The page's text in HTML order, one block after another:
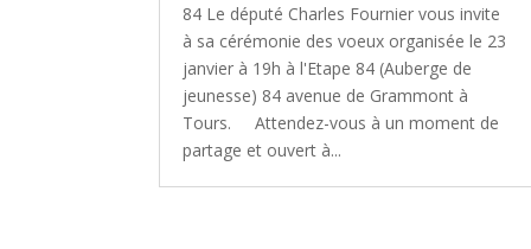
84 Le député Charles Fournier vous invite
à sa cérémonie des voeux organisée le 23
janvier à 19h à l'Etape 84 (Auberge de
jeunesse) 84 avenue de Grammont à
Tours. Attendez-vous à un moment de
partage et ouvert à...